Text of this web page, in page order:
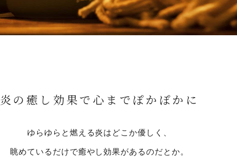
炎の癒し効果で心までぽかぽかに
ゆらゆらと燃える炎はどこか優しく、
眺めているだけで癒やし効果があるのだとか。